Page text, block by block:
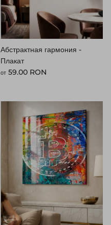
Абстрактная гармония -
Плакат
Стандартная цена
от 59.00 RON